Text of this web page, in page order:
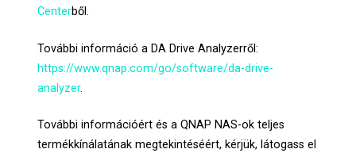
Centerből.
További információ a DA Drive Analyzerről:
https://www.qnap.com/go/software/da-drive-
analyzer.
További információért és a QNAP NAS-ok teljes
termékkínálatának megtekintéséért, kérjük, látogass el